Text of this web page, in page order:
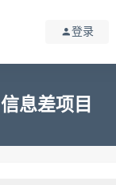
登录
信息差项目